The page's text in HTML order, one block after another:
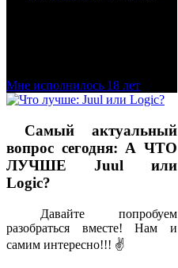
Мне исполнилось 18 лет
Самый актуальный
вопрос сегодня: А ЧТО
ЛУЧШЕ Juul или
Logic?
Давайте попробуем
разобраться вместе! Нам и
самим интересно!!! ✌